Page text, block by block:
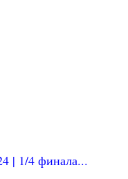
| 1/4 финала...